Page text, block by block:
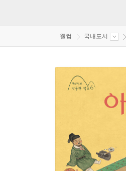
웰컴 국내도서